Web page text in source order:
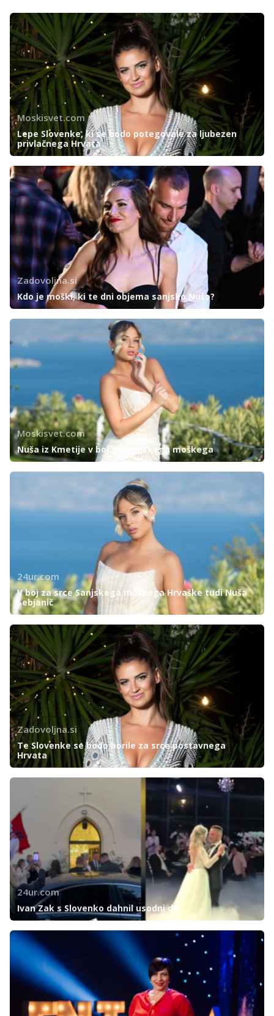
Moskisvet.com
Lepe Slovenke, ki se bodo potegovale za ljubezen
privlačnega Hrvata
Zadovoljna.si
Kdo je moški, ki te dni objema sanjsko Nušo?
Moskisvet.com
Nuša iz Kmetije v boj za Sanjskega moškega
24ur.com
V boj za srce Sanjskega moškega Hrvaške tudi Nuša
Šebjanič
Zadovoljna.si
Te Slovenke se bodo borile za srce postavnega
Hrvata
24ur.com
Ivan Zak s Slovenko dahnil usodni da